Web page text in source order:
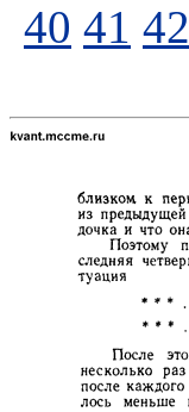
40 41 42